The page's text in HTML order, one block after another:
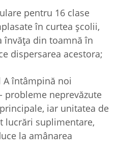
pentru 16 clase
în curtea școlii,
învăța din toamnă în
dispersarea acestora;
A întâmpină noi
probleme neprevăzute
iar unitatea de
lucrări suplimentare,
la amânarea